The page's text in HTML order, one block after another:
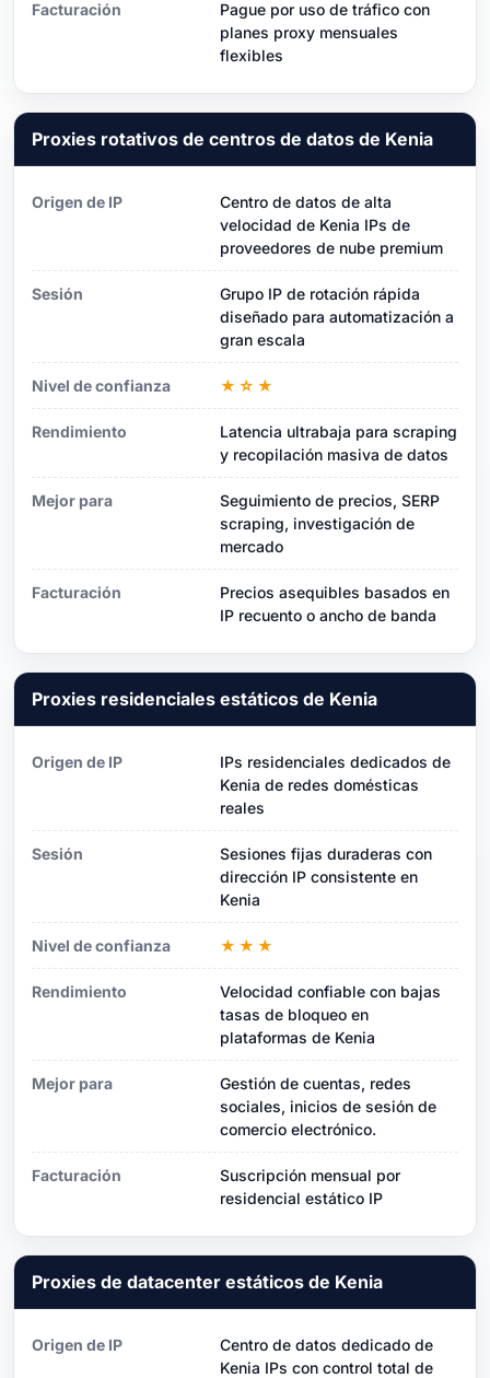
Facturación
Pague por uso de tráfico con
planes proxy mensuales
flexibles
Proxies rotativos de centros de datos de Kenia
Origen de IP
Centro de datos de alta
velocidad de Kenia IPs de
proveedores de nube premium
Sesión
Grupo IP de rotación rápida
diseñado para automatización a
gran escala
Nivel de confianza ★☆★
Rendimiento
Latencia ultrabaja para scraping
y recopilación masiva de datos
Mejor para
Seguimiento de precios, SERP
scraping, investigación de
mercado
Facturación
Precios asequibles basados ​​en
IP recuento o ancho de banda
Proxies residenciales estáticos de Kenia
Origen de IP
IPs residenciales dedicados de
Kenia de redes domésticas
reales
Sesión
Sesiones fijas duraderas con
dirección IP consistente en
Kenia
Nivel de confianza ★★★
Rendimiento
Velocidad confiable con bajas
tasas de bloqueo en
plataformas de Kenia
Mejor para
Gestión de cuentas, redes
sociales, inicios de sesión de
comercio electrónico.
Facturación
Suscripción mensual por
residencial estático IP
Proxies de datacenter estáticos de Kenia
Origen de IP
Centro de datos dedicado de
Kenia IPs con control total de